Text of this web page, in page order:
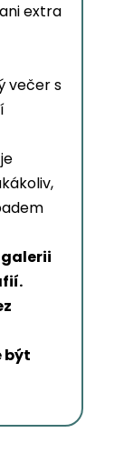
extra
večer s
být